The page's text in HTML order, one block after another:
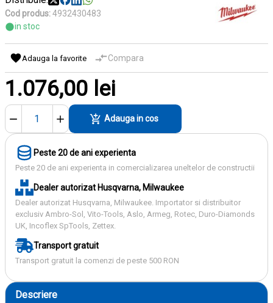
Cod produs:4932430483
in stoc
Adauga la favorite Compara
1.076,00 lei
Adauga in cos
Peste 20 de ani experienta
Peste 20 de ani experienta in comercializarea uneltelor de constructii
Dealer autorizat Husqvarna, Milwaukee
Dealer autorizat Husqvarna, Milwaukee. Importator si distribuitor
exclusiv Ambro-Sol, Vito-Tools, Aslo, Armeg, Rotec, Duro-Diamonds
UK, Incoflex SpTools, Zettex.
Transport gratuit
Transport gratuit la comenzi de peste 500 RON
Descriere